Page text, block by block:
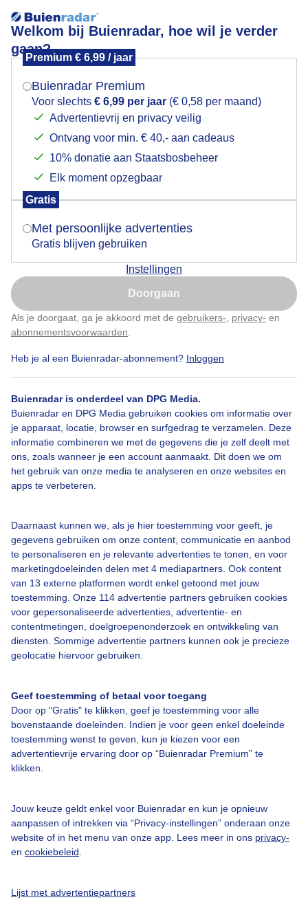
Welkom bij Buienradar, hoe wil je verder
gaan?
Premium € 6,99 / jaar
Buienradar Premium
Voor slechts € 6,99 per jaar (€ 0,58 per maand)
Advertentievrij en privacy veilig
Ontvang voor min. € 40,- aan cadeaus
10% donatie aan Staatsbosbeheer
Elk moment opzegbaar
Gratis
Met persoonlijke advertenties
Gratis blijven gebruiken
Instellingen
Doorgaan
Als je doorgaat, ga je akkoord met de gebruikers- privacy- en
abonnementsvoorwaarden
Heb je al een Buienradar-abonnement? Inloggen
Buienradar is onderdeel van DPG Media.
Buienradar en DPG Media gebruiken cookies om informatie over
je apparaat, locatie, browser en surfgedrag te verzamelen. Deze
informatie combineren we met de gegevens die je zelf deelt met
ons, zoals wanneer je een account aanmaakt. Dit doen we om
het gebruik van onze media te analyseren en onze websites en
apps te verbeteren.
Daarnaast kunnen we, als je hier toestemming voor geeft, je
gegevens gebruiken om onze content, communicatie en aanbod
te personaliseren en je relevante advertenties te tonen, en voor
marketingdoeleinden delen met 4 mediapartners. Ook content
van 13 externe platformen wordt enkel getoond met jouw
toestemming. Onze 114 advertentie partners gebruiken cookies
voor gepersonaliseerde advertenties, advertentie- en
contentmetingen, doelgroepenonderzoek en ontwikkeling van
diensten. Sommige advertentie partners kunnen ook je precieze
geolocatie hiervoor gebruiken.
Geef toestemming of betaal voor toegang
Door op "Gratis" te klikken, geef je toestemming voor alle
bovenstaande doeleinden. Indien je voor geen enkel doeleinde
toestemming wenst te geven, kun je kiezen voor een
advertentievrije ervaring door op “Buienradar Premium” te
klikken.
Jouw keuze geldt enkel voor Buienradar en kun je opnieuw
aanpassen of intrekken via “Privacy-instellingen” onderaan onze
website of in het menu van onze app. Lees meer in ons privacy-
en cookiebeleid
Lijst met advertentiepartners
Onweersbui boven Middelburg gezien vanaf
Zoutelande.
Onweersbui boven Middelburg gezien vanaf
Zoutelande.
Door: Joost Verstraaten Gemaakt: 20-07-2025, 102x bekeken
Bekijk slideshow
Een moment geduld aub...
Over Buienradar
Veelgestelde vragen
Contact
Toegankelijkheid
Gebruikersvoorwaarden
Buienradar Team
Privacy beleid
Privacy instellingen
Mogen we je locatie gebruiken voor het
Indien je hier nog geen akkoord op hebt gegeven,
verschijnt er zo een pop-up uit je browser waarin
Is goed, toon de popup
Nu niet, misschien later
Klik hierom dit aan te passen